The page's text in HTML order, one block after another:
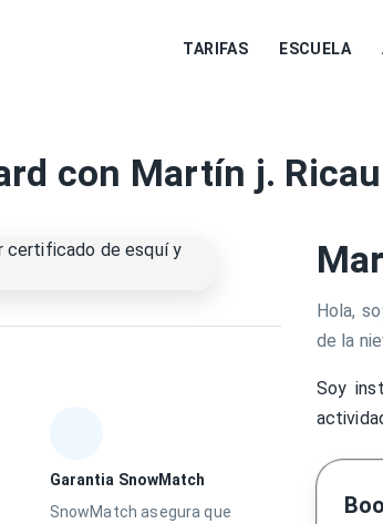
TARIFAS ESCUELA
con Martín j.
Garantia SnowMatch
SnowMatch asegura que
Hola,
de la
Soy